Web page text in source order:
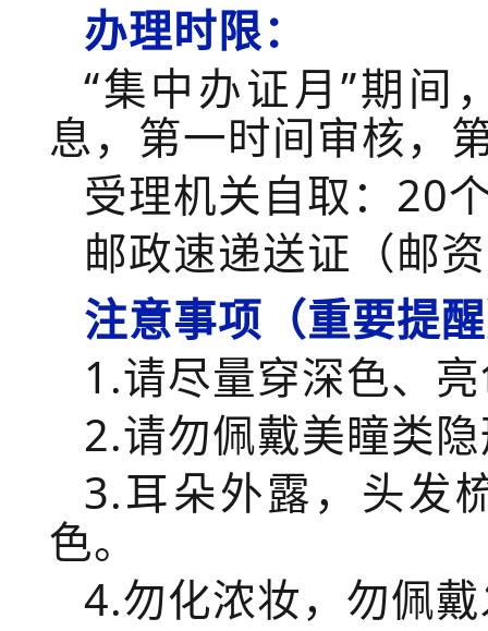
办理时限：
“集中办证月”期间
息，第一时间审核，
受理机关自取： 20
邮政速递送证（邮
注意事项（重要提
1.请尽量穿深色、
2.请勿佩戴美瞳类
3.耳朵外露，头发
色。
4.勿化浓妆，勿佩